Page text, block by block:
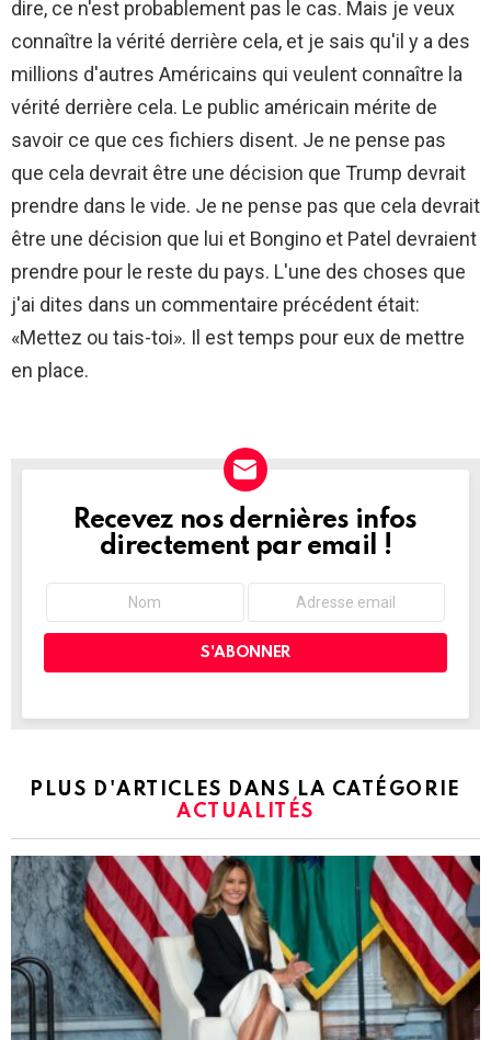
dire, ce n'est probablement pas le cas. Mais je veux
connaître la vérité derrière cela, et je sais qu'il y a des
millions d'autres Américains qui veulent connaître la
vérité derrière cela. Le public américain mérite de
savoir ce que ces fichiers disent. Je ne pense pas
que cela devrait être une décision que Trump devrait
prendre dans le vide. Je ne pense pas que cela devrait
être une décision que lui et Bongino et Patel devraient
prendre pour le reste du pays. L'une des choses que
j'ai dites dans un commentaire précédent était:
«Mettez ou tais-toi». Il est temps pour eux de mettre
en place.
NEWSLETTER
Recevez nos dernières infos
directement par email !
PLUS D'ARTICLES DANS LA CATÉGORIE
ACTUALITÉS